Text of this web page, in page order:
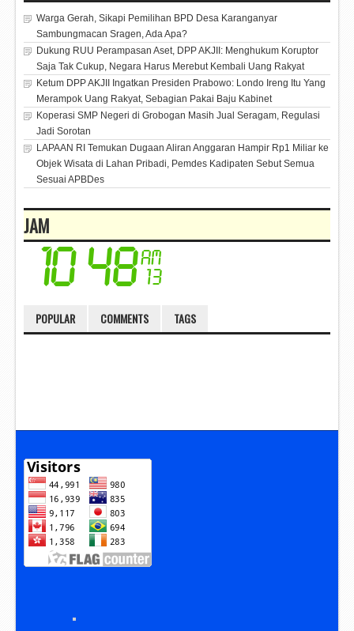
Warga Gerah, Sikapi Pemilihan BPD Desa Karanganyar
Sambungmacan Sragen, Ada Apa?
Dukung RUU Perampasan Aset, DPP AKJII: Menghukum Koruptor
Saja Tak Cukup, Negara Harus Merebut Kembali Uang Rakyat
Ketum DPP AKJII Ingatkan Presiden Prabowo: Londo Ireng Itu Yang
Merampok Uang Rakyat, Sebagian Pakai Baju Kabinet
Koperasi SMP Negeri di Grobogan Masih Jual Seragam, Regulasi
Jadi Sorotan
LAPAAN RI Temukan Dugaan Aliran Anggaran Hampir Rp1 Miliar ke
Objek Wisata di Lahan Pribadi, Pemdes Kadipaten Sebut Semua
Sesuai APBDes
JAM
POPULAR COMMENTS TAGS